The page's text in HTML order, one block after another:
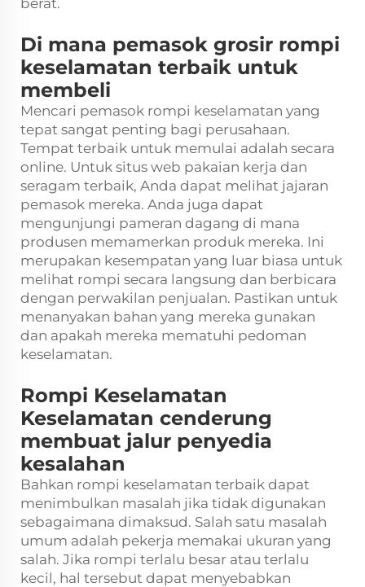
Di mana pemasok grosir rompi
keselamatan terbaik untuk
membeli
Mencari pemasok rompi keselamatan yang
tepat sangat penting bagi perusahaan.
Tempat terbaik untuk memulai adalah secara
online. Untuk situs web pakaian kerja dan
seragam terbaik, Anda dapat melihat jajaran
pemasok mereka. Anda juga dapat
mengunjungi pameran dagang di mana
produsen memamerkan produk mereka. Ini
merupakan kesempatan yang luar biasa untuk
melihat rompi secara langsung dan berbicara
dengan perwakilan penjualan. Pastikan untuk
menanyakan bahan yang mereka gunakan
dan apakah mereka mematuhi pedoman
keselamatan.
Rompi Keselamatan
Keselamatan cenderung
membuat jalur penyedia
kesalahan
Bahkan rompi keselamatan terbaik dapat
menimbulkan masalah jika tidak digunakan
sebagaimana dimaksud. Salah satu masalah
umum adalah pekerja memakai ukuran yang
salah. Jika rompi terlalu besar atau terlalu
kecil, hal tersebut dapat menyebabkan